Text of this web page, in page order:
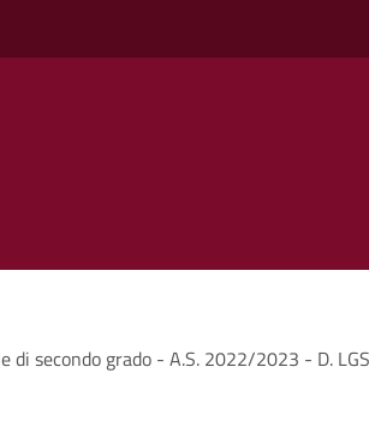
secondo grado - A.S. 2022/2023 - D.